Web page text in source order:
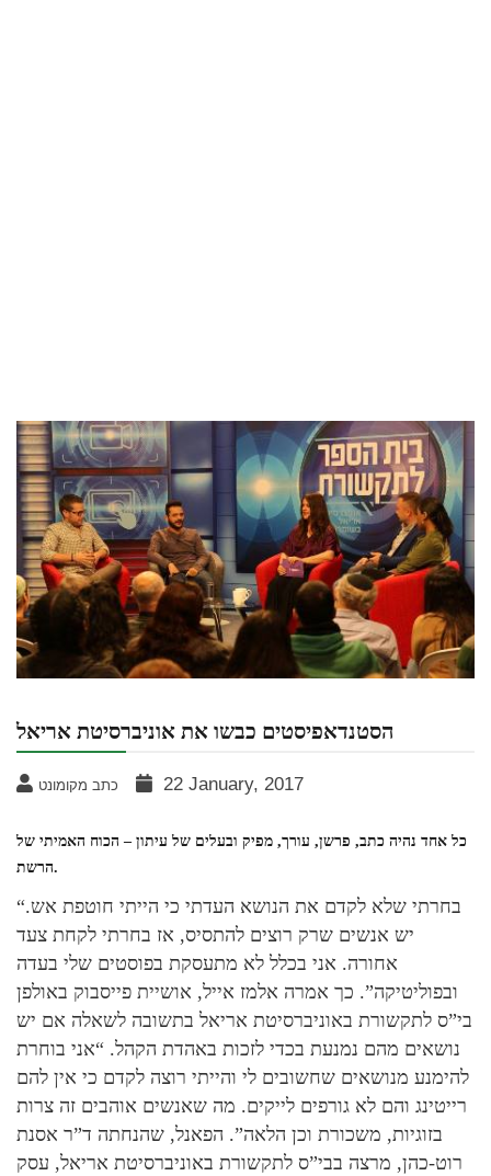
הסטנדאפיסטים כבשו את אוניברסיטת אריאל
כתב מקומונט 22 January, 2017
כל אחד נהיה כתב, פרשן, עורך, מפיק ובעלים של עיתון – הכוח האמיתי של
הרשת.
“בחרתי שלא לקדם את הנושא העדתי כי הייתי חוטפת אש.
יש אנשים שרק רוצים להתסיס, אז בחרתי לקחת צעד
אחורה. אני בכלל לא מתעסקת בפוסטים שלי בעדה
ובפוליטיקה”. כך אמרה אלמז אייל, אושיית פייסבוק באולפן
בי”ס לתקשורת באוניברסיטת אריאל בתשובה לשאלה אם יש
נושאים מהם נמנעת בכדי לזכות באהדת הקהל. “אני בוחרת
להימנע מנושאים שחשובים לי והייתי רוצה לקדם כי אין להם
רייטינג והם לא גורפים לייקים. מה שאנשים אוהבים זה צרות
בזוגיות, משכורת וכן הלאה”. הפאנל, שהנחתה ד”ר אסנת
רוט-כהן, מרצה בבי”ס לתקשורת באוניברסיטת אריאל, עסק